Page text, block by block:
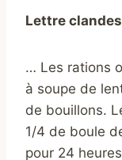
Lettre
… Les rations
à soupe de
de bouillons.
1/4 de boule
pour 24